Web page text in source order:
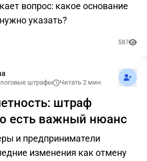
вопрос: какое основание
указать?
587
штрафы Читать 2 мин
штраф
есть важный нюанс
и предприниматели
изменения как отмену